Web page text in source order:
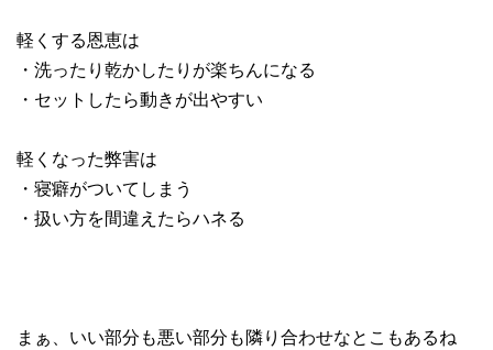
軽くする恩恵は
・洗ったり乾かしたりが楽ちんになる
・セットしたら動きが出やすい
軽くなった弊害は
・寝癖がついてしまう
・扱い方を間違えたらハネる
まぁ、いい部分も悪い部分も隣り合わせなとこもあるね